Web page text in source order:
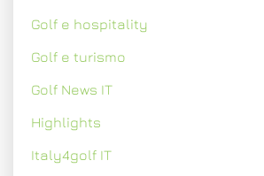
Golf e hospitality
Golf e turismo
Golf News IT
Highlights
Italy4golf IT